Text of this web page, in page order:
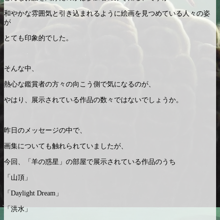
和やかな雰囲気と引き込まれるように絵画を見つめている人々の姿
が
とても印象的でした。
そんな中、
熱心な鑑賞者の方々の向こう側で気になるのが、
やはり、展示されている作品の数々ではないでしょうか。
昨日のメッセージの中で、
画集についても触れられていましたが、
今回、「羊の惑星」の部屋で展示されている作品のうち
「山頂」
「Daylight Dream」
「洪水」